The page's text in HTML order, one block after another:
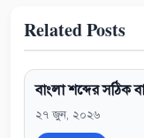
Related Posts
বাংলা শব্দের সঠিক
২৭ জুন, ২০২৬